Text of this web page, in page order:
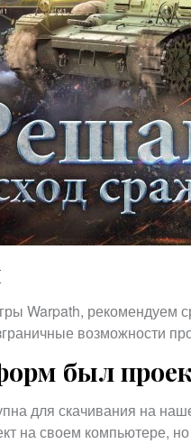
Warpath, рекомендуем
возможности
был
для скачивания на
на своем компьютере,